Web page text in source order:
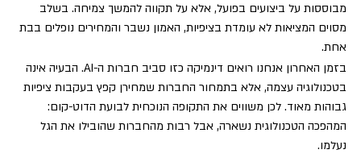
מבוססות על ביצועים בפועל, אלא על תקווה להמשך צמיחה. בשלב
מסוים המציאות לא עומדת בציפיות, האמון נשבר והמחירים נופלים בבת
אחת.
בזמן האחרון אנחנו רואים דינמיקה כזו סביב חברות ה-AI.
הבעיה אינה
בטכנולוגיה עצמה, אלא בתמחור החברות שמחירן קפץ בעקבות ציפיות
גבוהות מאוד. לכן משווים את התקופה הנוכחית לבועת הדוט-קום:
המהפכה הטכנולוגית נשארה, אבל רבות מהחברות שהובילו את הגל
נעלמו.